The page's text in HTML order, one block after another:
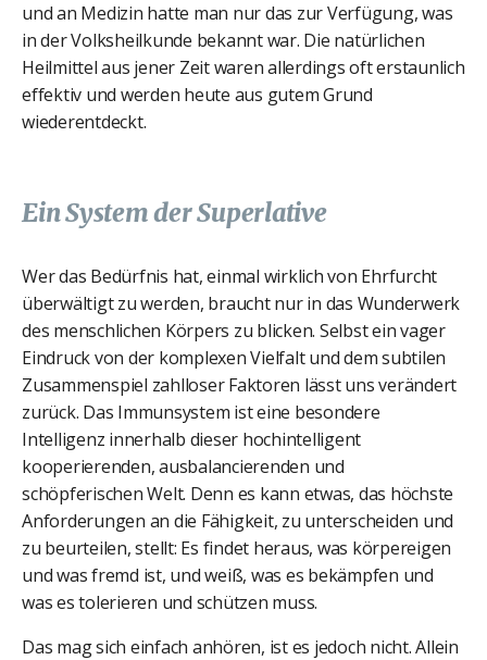
und an Medizin hatte man nur das zur Verfügung, was
in der Volksheilkunde bekannt war. Die natürlichen
Heilmittel aus jener Zeit waren allerdings oft erstaunlich
effektiv und werden heute aus gutem Grund
wiederentdeckt.
Ein System der Superlative
Wer das Bedürfnis hat, einmal wirklich von Ehrfurcht
überwältigt zu werden, braucht nur in das Wunderwerk
des menschlichen Körpers zu blicken. Selbst ein vager
Eindruck von der komplexen Vielfalt und dem subtilen
Zusammenspiel zahlloser Faktoren lässt uns verändert
zurück. Das Immunsystem ist eine besondere
Intelligenz innerhalb dieser hochintelligent
kooperierenden, ausbalancierenden und
schöpferischen Welt. Denn es kann etwas, das höchste
Anforderungen an die Fähigkeit, zu unterscheiden und
zu beurteilen, stellt: Es findet heraus, was körpereigen
und was fremd ist, und weiß, was es bekämpfen und
was es tolerieren und schützen muss.
Das mag sich einfach anhören, ist es jedoch nicht. Allein